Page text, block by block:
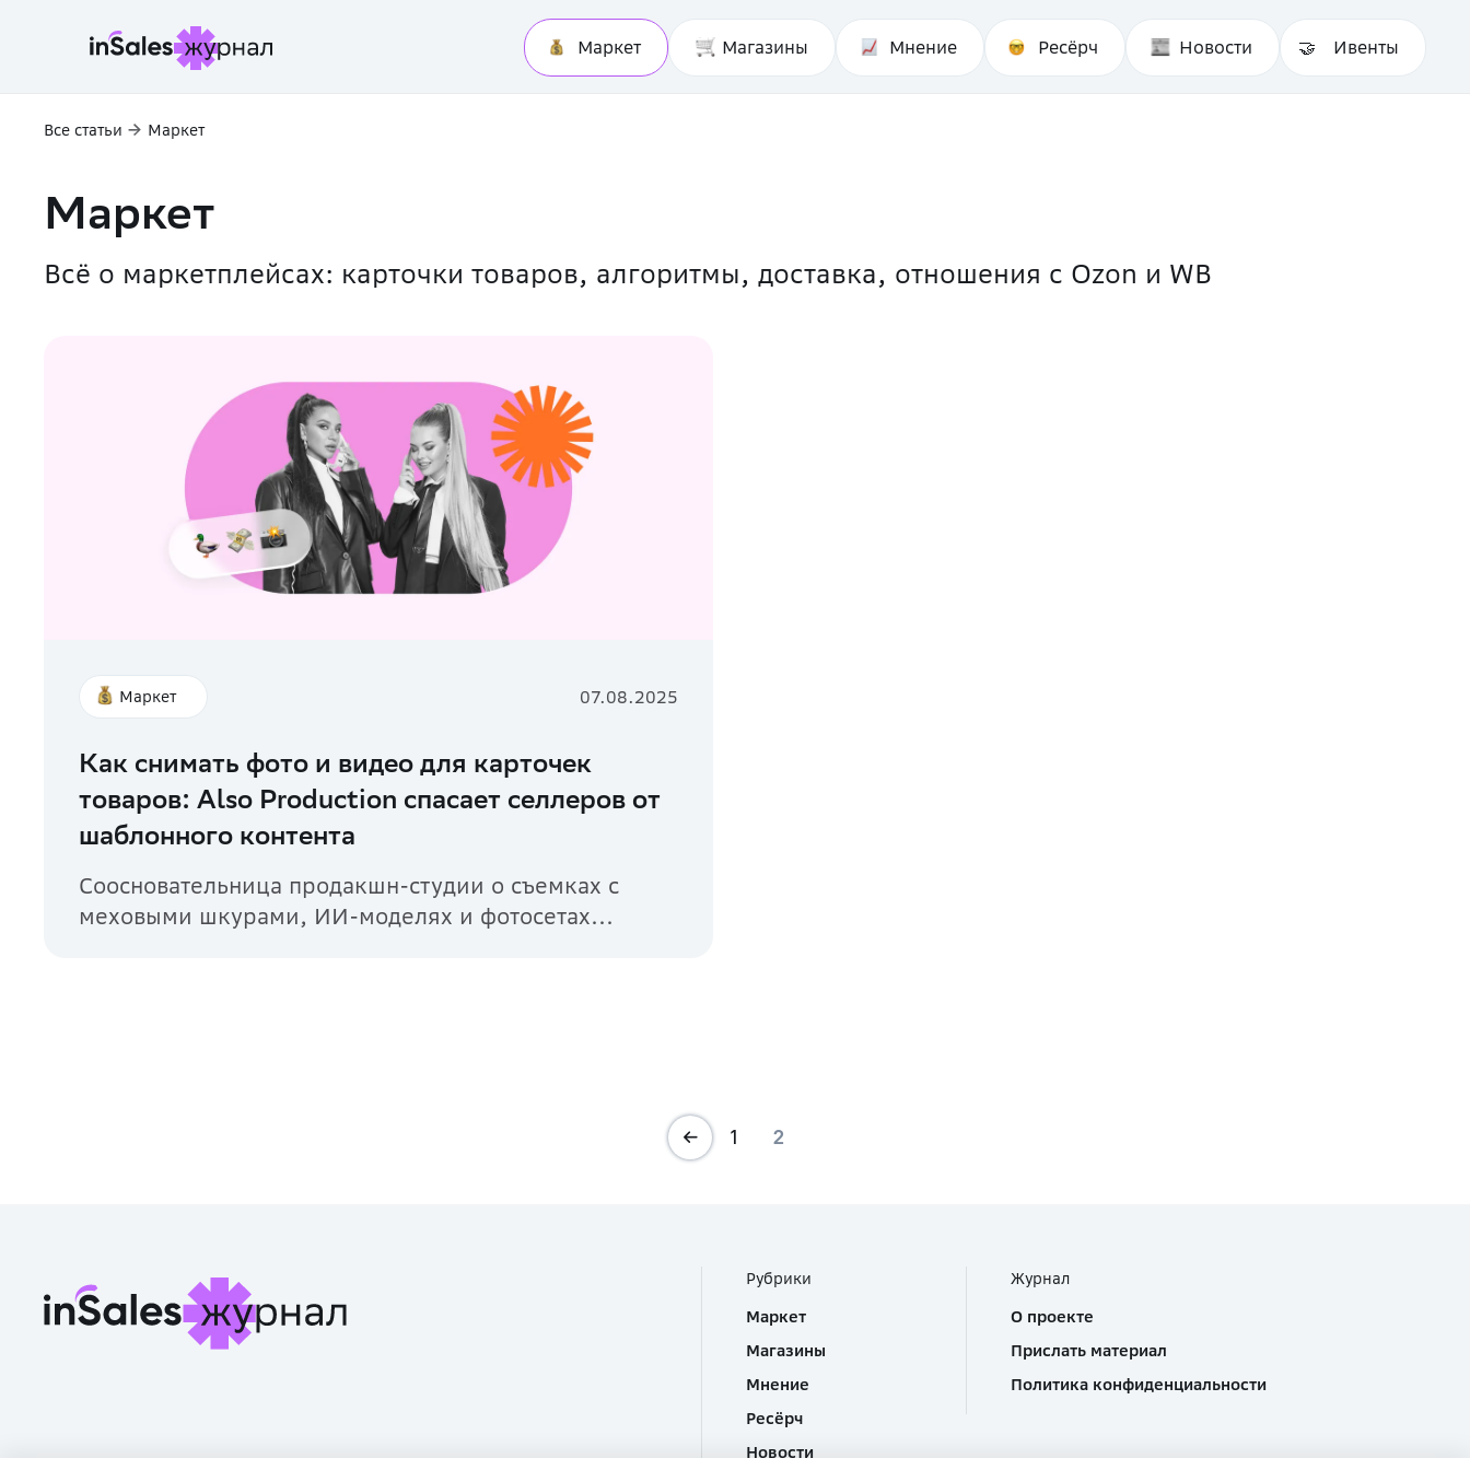
Маркет Магазины Мнение Ресёрч Новости Ивенты
Все статьи Маркет
Маркет
Всё о маркетплейсах: карточки товаров, алгоритмы, доставка, отношения с Ozon и WB
Маркет 07.08.2025
Как снимать фото и видео для карточек
товаров: Also Production спасает селлеров от
шаблонного контента
Соосновательница продакшн-студии о съемках с
меховыми шкурами, ИИ-моделях и фотосетах...
1 2
Рубрики
Маркет
Магазины
Мнение
Ресёрч
Новости
Журнал
О проекте
Прислать материал
Политика конфиденциальности